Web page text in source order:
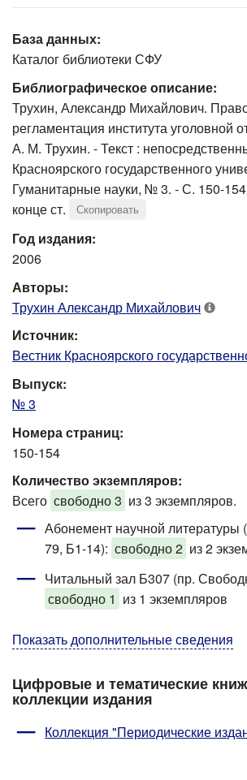
База данных:
Каталог библиотеки СФУ
Библиографическое описание:
Трухин, Александр Михайлович.
регламентация института уголовной
А. М. Трухин. - Текст :
Красноярского государственного
Гуманитарные науки, № 3. - С. 150-
конце ст.
Скопировать
Год издания:
2006
Авторы:
Трухин Александр Михайлович
Источник:
Вестник Красноярского
Выпуск:
№ 3
Номера страниц:
150-154
Количество экземпляров:
Всего свободно 3 из 3 экземпляров.
Абонемент научной
79, Б1-14): свободно 2 из 2
Читальный зал Б307 (пр.
свободно 1 из 1 экземпляров
Показать дополнительные сведения
Цифровые и тематические
коллекции издания
Коллекция "Периодические